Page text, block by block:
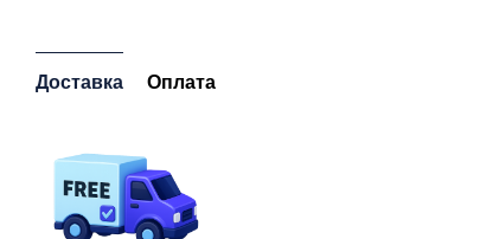
Доставка Оплата